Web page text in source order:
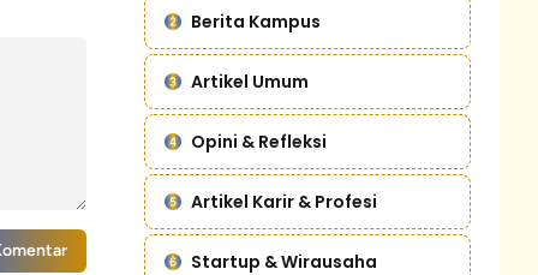
Berita Kampus
Artikel Umum
Opini & Refleksi
Artikel Karir & Profesi
Startup & Wirausaha